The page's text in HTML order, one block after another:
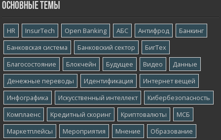
Основные темы
HR InsurTech Open Banking АБС Антифрод
Банкинг
Банковская система
Банковский сектор
БигТех
Благосостояние
Блокчейн Будущее Видео
Данные
Денежные переводы
Идентификация
Интернет вещей
Инфографика
Искусственный интеллект
Кибербезопасность
Комплаенс
Кредитный скоринг Криптовалюты
МСБ
Маркетплейсы
Мероприятия Мнение Образование